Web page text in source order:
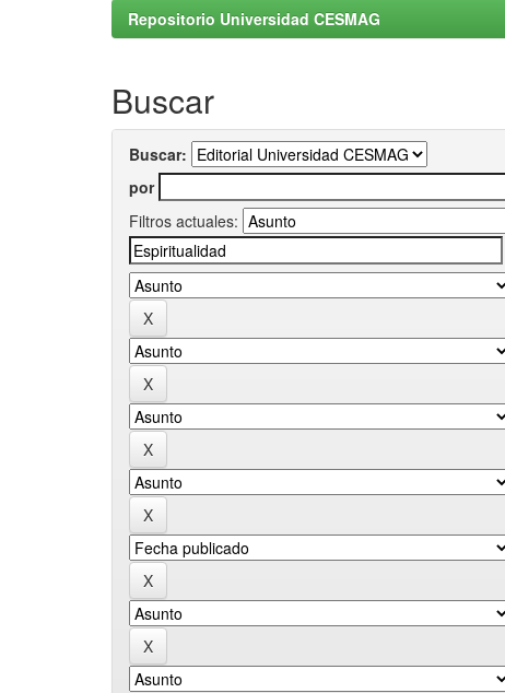
Repositorio Universidad CESMAG
Buscar
Buscar:
por
Filtros actuales: